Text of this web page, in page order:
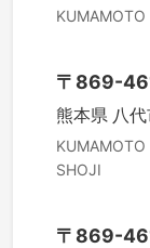
KUMAMOTO
〒 869-
熊本県 八
KUMAMOTO
SHOJI
〒 869-